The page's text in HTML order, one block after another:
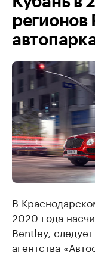
В
2020 года
Bentley,
агентства